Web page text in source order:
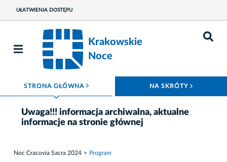
UŁATWIENIA DOSTĘPU
Krakowskie
Noce
STRONA GŁÓWNA ROZWIŃ MENU NA SKRÓTY
Uwaga!!! informacja archiwalna, aktualne
informacje na stronie głównej
Noc Cracovia Sacra 2024 Program